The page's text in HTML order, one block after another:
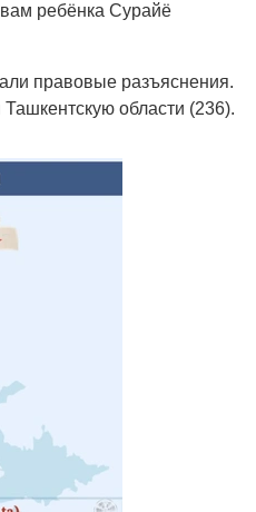
ребёнка Сурайё
правовые разъяснения.
области (236).